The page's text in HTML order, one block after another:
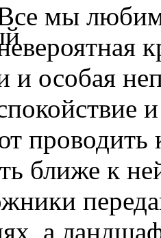
мы
и особая
ближе к
а